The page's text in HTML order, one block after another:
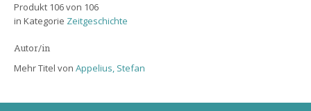
Produkt 106 von 106
in Kategorie Zeitgeschichte
Autor/in
Mehr Titel von Appelius, Stefan